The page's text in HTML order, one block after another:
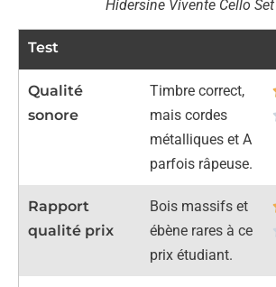
Hidersine Vivente Cello
Test
Qualité
sonore
Timbre correct,
mais cordes
métalliques et A
parfois râpeuse.
Rapport
qualité prix
Bois massifs et
ébène rares à ce
prix étudiant.